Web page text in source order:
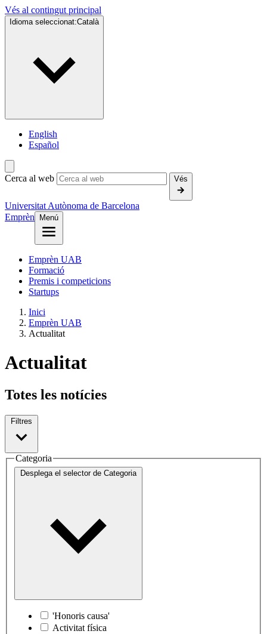
Vés al contingut principal
Idioma seleccionat:Català
English
Español
Cerca al web Vés
Universitat Autònoma de Barcelona
Emprèn
Menú
Emprèn UAB
Formació
Premis i competicions
Startups
Inici
Emprèn UAB
Actualitat
Actualitat
Totes les notícies
Filtres
Categoria
Desplega el selector de Categoria
'Honoris causa'
Activitat física